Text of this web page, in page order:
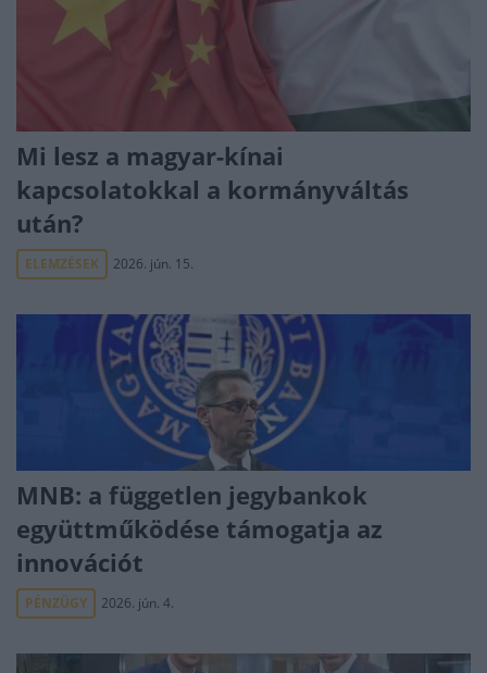
Mi lesz a magyar-kínai
kapcsolatokkal a kormányváltás
után?
ELEMZÉSEK 2026. jún. 15.
MNB: a független jegybankok
együttműködése támogatja az
innovációt
PÉNZÜGY 2026. jún. 4.